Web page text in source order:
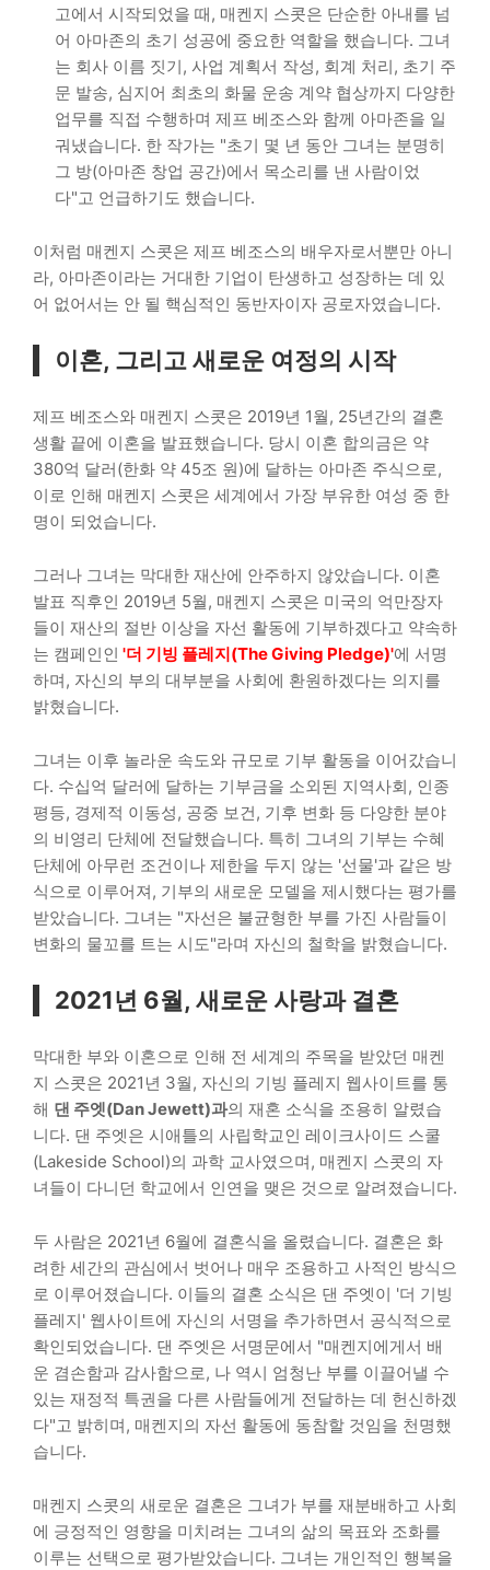
고에서 시작되었을 때, 매켄지 스콧은 단순한 아내를 넘
어 아마존의 초기 성공에 중요한 역할을 했습니다. 그녀
는 회사 이름 짓기, 사업 계획서 작성, 회계 처리, 초기 주
문 발송, 심지어 최초의 화물 운송 계약 협상까지 다양한
업무를 직접 수행하며 제프 베조스와 함께 아마존을 일
궈냈습니다. 한 작가는 "초기 몇 년 동안 그녀는 분명히
그 방(아마존 창업 공간)에서 목소리를 낸 사람이었
다"고 언급하기도 했습니다.
이처럼 매켄지 스콧은 제프 베조스의 배우자로서뿐만 아니
라, 아마존이라는 거대한 기업이 탄생하고 성장하는 데 있
어 없어서는 안 될 핵심적인 동반자이자 공로자였습니다.
이혼, 그리고 새로운 여정의 시작
제프 베조스와 매켄지 스콧은 2019년 1월, 25년간의 결혼
생활 끝에 이혼을 발표했습니다. 당시 이혼 합의금은 약
380억 달러(한화 약 45조 원)에 달하는 아마존 주식으로,
이로 인해 매켄지 스콧은 세계에서 가장 부유한 여성 중 한
명이 되었습니다.
그러나 그녀는 막대한 재산에 안주하지 않았습니다. 이혼
발표 직후인 2019년 5월, 매켄지 스콧은 미국의 억만장자
들이 재산의 절반 이상을 자선 활동에 기부하겠다고 약속하
는 캠페인인 '더 기빙 플레지(The Giving Pledge)'에 서명
하며, 자신의 부의 대부분을 사회에 환원하겠다는 의지를
밝혔습니다.
그녀는 이후 놀라운 속도와 규모로 기부 활동을 이어갔습니
다. 수십억 달러에 달하는 기부금을 소외된 지역사회, 인종
평등, 경제적 이동성, 공중 보건, 기후 변화 등 다양한 분야
의 비영리 단체에 전달했습니다. 특히 그녀의 기부는 수혜
단체에 아무런 조건이나 제한을 두지 않는 '선물'과 같은 방
식으로 이루어져, 기부의 새로운 모델을 제시했다는 평가를
받았습니다. 그녀는 "자선은 불균형한 부를 가진 사람들이
변화의 물꼬를 트는 시도"라며 자신의 철학을 밝혔습니다.
2021년 6월, 새로운 사랑과 결혼
막대한 부와 이혼으로 인해 전 세계의 주목을 받았던 매켄
지 스콧은 2021년 3월, 자신의 기빙 플레지 웹사이트를 통
해 댄 주엣(Dan Jewett)과의 재혼 소식을 조용히 알렸습
니다. 댄 주엣은 시애틀의 사립학교인 레이크사이드 스쿨
(Lakeside School)의 과학 교사였으며, 매켄지 스콧의 자
녀들이 다니던 학교에서 인연을 맺은 것으로 알려졌습니다.
두 사람은 2021년 6월에 결혼식을 올렸습니다. 결혼은 화
려한 세간의 관심에서 벗어나 매우 조용하고 사적인 방식으
로 이루어졌습니다. 이들의 결혼 소식은 댄 주엣이 '더 기빙
플레지' 웹사이트에 자신의 서명을 추가하면서 공식적으로
확인되었습니다. 댄 주엣은 서명문에서 "매켄지에게서 배
운 겸손함과 감사함으로, 나 역시 엄청난 부를 이끌어낼 수
있는 재정적 특권을 다른 사람들에게 전달하는 데 헌신하겠
다"고 밝히며, 매켄지의 자선 활동에 동참할 것임을 천명했
습니다.
매켄지 스콧의 새로운 결혼은 그녀가 부를 재분배하고 사회
에 긍정적인 영향을 미치려는 그녀의 삶의 목표와 조화를
이루는 선택으로 평가받았습니다. 그녀는 개인적인 행복을